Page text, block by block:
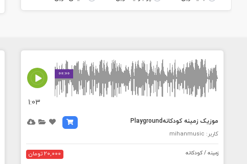
00:00
MEDIA_ELEMENT_ERROR: Empty src attribute
1:03
موزیک زمینه کودکانهPlayground
کاربر: mihanmusic
زمینه / کودکانه 20,000 تومان